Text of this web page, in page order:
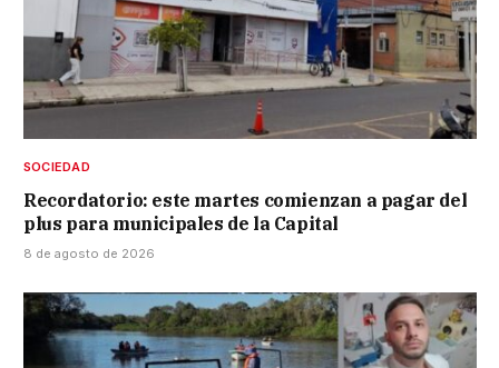
SOCIEDAD
Recordatorio: este martes comienzan a pagar del
plus para municipales de la Capital
8 de agosto de 2026